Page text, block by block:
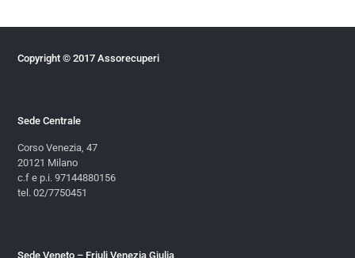
Copyright © 2017 Assorecuperi
Sede Centrale
Corso Venezia, 47
20121 Milano
c.f e p.i. 97144880156
tel. 02/7750451
Sede Veneto – Friuli Venezia Giulia